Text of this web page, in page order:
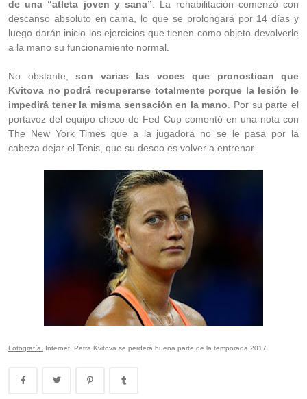
de una “atleta joven y sana” . La rehabilitación comenzó con
descanso absoluto en cama, lo que se prolongará por 14 días y
luego darán inicio los ejercicios que tienen como objeto devolverle
a la mano su funcionamiento normal.
No obstante, son varias las voces que pronostican que
Kvitova no podrá recuperarse totalmente porque la lesión le
impedirá tener la misma sensación en la mano . Por su parte el
portavoz del equipo checo de Fed Cup comentó en una nota con
The New York Times que a la jugadora no se le pasa por la
cabeza dejar el Tenis, que su deseo es volver a entrenar.
Fotografía: Internet. Petra Kvitova se perderá buena parte de la temporada 2017.